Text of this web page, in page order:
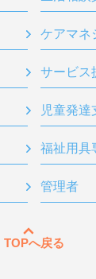
ケアマネ
サービス
児童発達
福祉用具
管理者
TOPへ戻る